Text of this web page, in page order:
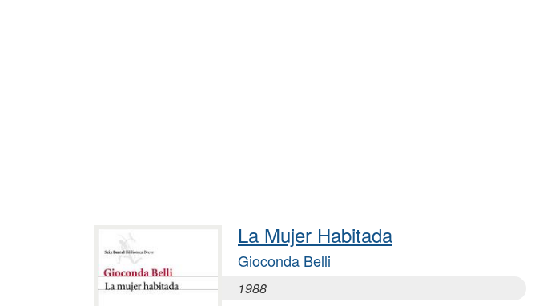
La Mujer Habitada
Gioconda Belli
1988